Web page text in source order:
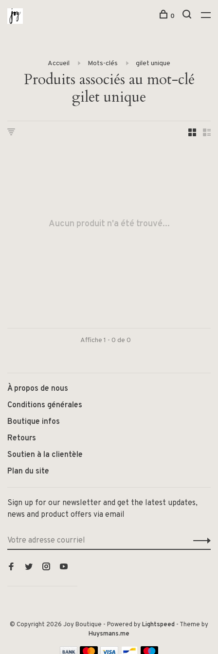
0
Accueil Mots-clés gilet unique
Produits associés au mot-clé
gilet unique
Aucun produit n'a été trouvé...
Affiche 1 - 0 de 0
À propos de nous
Conditions générales
Boutique infos
Retours
Soutien à la clientèle
Plan du site
Sign up for our newsletter and get the latest updates,
news and product offers via email
© Copyright 2026 Joy Boutique - Powered byLightspeed - Theme by
Huysmans.me